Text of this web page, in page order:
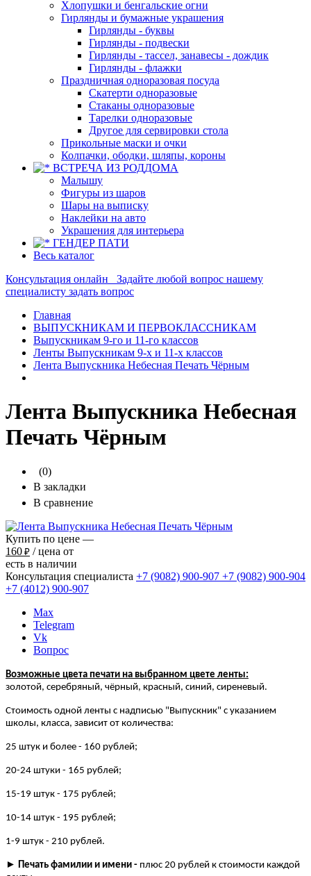
Хлопушки и бенгальские огни
Гирлянды и бумажные украшения
Гирлянды - буквы
Гирлянды - подвески
Гирлянды - тассел, занавесы - дождик
Гирлянды - флажки
Праздничная одноразовая посуда
Скатерти одноразовые
Стаканы одноразовые
Тарелки одноразовые
Другое для сервировки стола
Прикольные маски и очки
Колпачки, ободки, шляпы, короны
ВСТРЕЧА ИЗ РОДДОМА
Малышу
Фигуры из шаров
Шары на выписку
Наклейки на авто
Украшения для интерьера
ГЕНДЕР ПАТИ
Весь каталог
Консультация онлайн
Задайте любой вопрос нашему
специалисту задать вопрос
Главная
ВЫПУСКНИКАМ И ПЕРВОКЛАССНИКАМ
Выпускникам 9-го и 11-го классов
Ленты Выпускникам 9-х и 11-х классов
Лента Выпускника Небесная Печать Чёрным
Лента Выпускника Небесная
Печать Чёрным
(0)
В закладки
В сравнение
Купить по цене —
160 ₽ / цена от
есть в наличии
Консультация специалиста +7 (9082) 900-907 +7 (9082) 900-904
+7 (4012) 900-907
Max
Telegram
Vk
Вопрос
Возможные цвета печати на выбранном цвете ленты:
золотой, серебряный, чёрный, красный, синий, сиреневый.
Стоимость одной ленты с надписью "Выпускник" с указанием
школы, класса, зависит от количества:
25 штук и более - 160 рублей;
20-24 штуки - 165 рублей;
15-19 штук - 175 рублей;
10-14 штук - 195 рублей;
1-9 штук - 210 рублей.
► Печать фамилии и имени - плюс 20 рублей к стоимости каждой